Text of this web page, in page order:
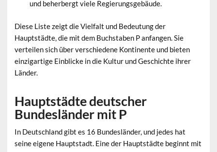
und beherbergt viele Regierungsgebäude.
Diese Liste zeigt die Vielfalt und Bedeutung der
Hauptstädte, die mit dem Buchstaben P anfangen. Sie
verteilen sich über verschiedene Kontinente und bieten
einzigartige Einblicke in die Kultur und Geschichte ihrer
Länder.
Hauptstädte deutscher
Bundesländer mit P
In Deutschland gibt es 16 Bundesländer, und jedes hat
seine eigene Hauptstadt. Eine der Hauptstädte beginnt mit